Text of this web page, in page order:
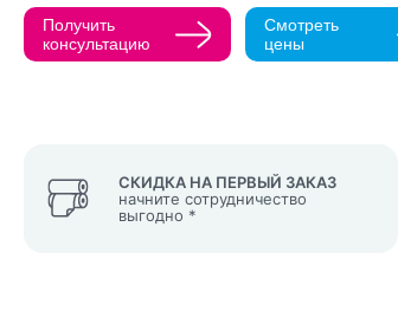
Получить
консультацию
Смотреть
цены
СКИДКА НА ПЕРВЫЙ ЗАКАЗ
начните сотрудничество
выгодно *